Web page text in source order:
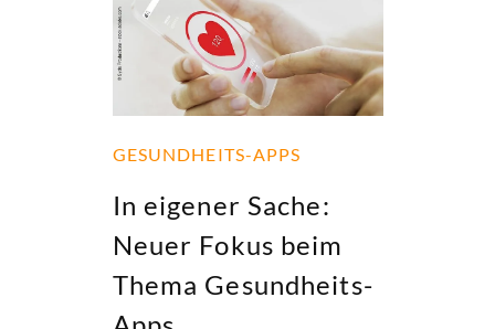
GESUNDHEITS-APPS
In eigener Sache:
Neuer Fokus beim
Thema Gesundheits-